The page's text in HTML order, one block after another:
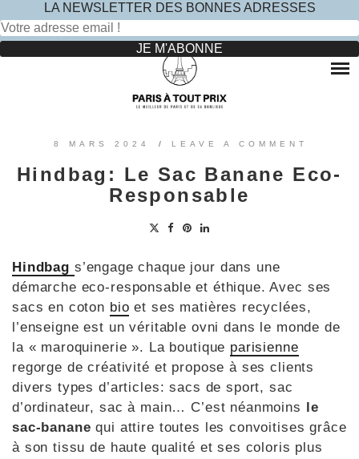
Rechercher :
Skip
OÙ MANGER DANS LE MARAIS ?
OÙ MANGER DANS PARIS 5 -ÈME ?
OÙ MANGER DANS LE 15ÈME ?
?
SORTIES ENFANTS
PARCS ATTRACTION BANLIEUE
8 MARS 2024 / LEAVE A COMMENT
Hindbag: Le Sac Banane Eco-
Responsable
Hindbag s’engage chaque jour dans une
démarche eco-responsable et éthique. Avec ses
sacs en coton bio et ses matières recyclées,
l’enseigne est un véritable ovni dans le monde de
la « maroquinerie ». La boutique parisienne
regorge de créativité et propose à ses clients
divers types d’articles: sacs de sport, sac
d’ordinateur, sac à main… C’est néanmoins
le
sac-banane qui attire toutes les convoitises grâce
à son tissu de haute qualité et ses coloris plus
LA NEWSLETTER DES BONNES ADRESSES